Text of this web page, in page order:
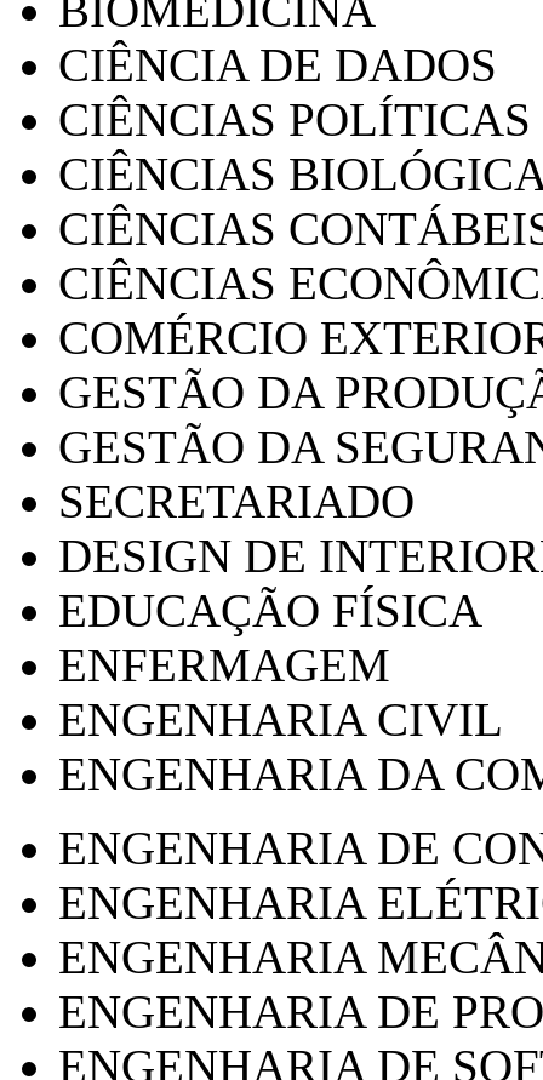
CIÊNCIA DE DADOS
CIÊNCIAS POLÍTICAS
CIÊNCIAS
CIÊNCIAS
CIÊNCIAS
COMÉRCIO
GESTÃO DA
GESTÃO DA
SECRETARIADO
DESIGN DE
EDUCAÇÃO FÍSICA
ENFERMAGEM
ENGENHARIA CIVIL
ENGENHARIA DA
ENGENHARIA DE
ENGENHARIA
ENGENHARIA
ENGENHARIA DE
ENGENHARIA DE